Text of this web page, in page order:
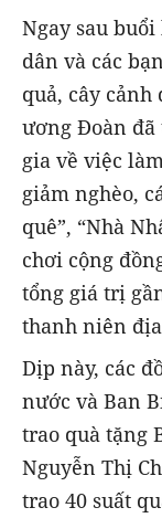
Ngay sau
dân và các
quả, cây
ương Đoàn
gia về việc
giảm nghèo,
quê”, “Nhà
chơi cộng
tổng giá trị
thanh niên
Dịp này, các
nước và Ban
trao quà tặng
Nguyễn Thị
trao 40 suất